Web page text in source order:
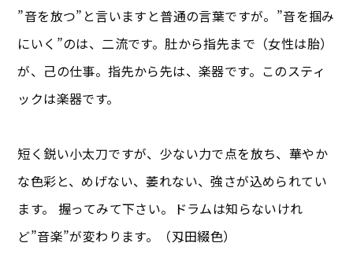
”音を放つ”と言いますと普通の言葉ですが。”音を掴み
にいく”のは、二流です。肚から指先まで（女性は胎）
が、己の仕事。指先から先は、楽器です。このスティ
ックは楽器です。
短く鋭い小太刀ですが、少ない力で点を放ち、華やか
な色彩と、めげない、萎れない、強さが込められてい
ます。 握ってみて下さい。ドラムは知らないけれ
ど”音楽”が変わります。（刄田綴色）